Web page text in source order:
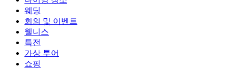
웨딩
회의 및 이벤트
웰니스
특전
가상 투어
쇼핑